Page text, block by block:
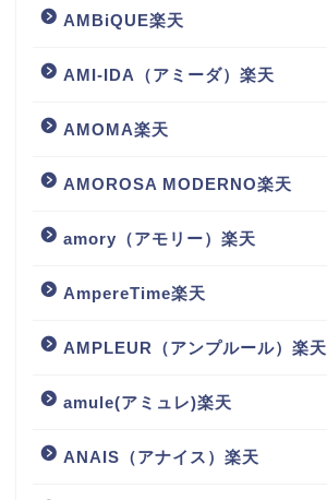
AMBiQUE楽天
AMI-IDA（アミーダ）楽天
AMOMA楽天
AMOROSA MODERNO楽天
amory（アモリー）楽天
AmpereTime楽天
AMPLEUR（アンプルール）楽天
amule(アミュレ)楽天
ANAIS（アナイス）楽天